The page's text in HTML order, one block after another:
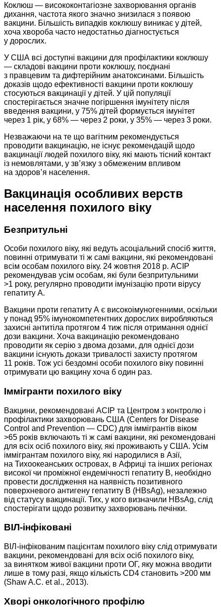
Коклюш — висококонтагіозне захворювання органів
дихання, частота якого значно знизилася з появою
вакцини. Більшість випадків коклюшу виникає у дітей,
хоча хвороба часто недостатньо діагностується
у дорослих.
У США всі доступні вакцини для профілактики коклюшу
— складові вакцини проти коклюшу, поєднані
з правцевим та дифтерійним анатоксинами. Більшість
доказів щодо ефективності вакцини проти коклюшу
стосуються вакцинації у дітей. У цій популяції
спостерігається значне погіршення імунітету після
введення вакцини, у 75% дітей формується імунітет
через 1 рік, у 68% — через 2 роки, у 35% — через 3 роки.
Незважаючи на те що вагітним рекомендується
проводити вакцинацію, не існує рекомендацій щодо
вакцинації людей похилого віку, які мають тісний контакт
із немовлятами, у зв’язку з обмеженим впливом
на здоров’я населення.
Вакцинація особливих верств
населення похилого віку
Безпритульні
Особи похилого віку, які ведуть асоціальний спосіб життя,
повинні отримувати ті ж самі вакцини, які рекомендовані
всім особам похилого віку. 24 жовтня 2018 р. ACIP
рекомендував усім особам, які були безпритульними
>1 року, регулярно проводити імунізацію проти вірусу
гепатиту А.
Вакцини проти гепатиту А є високоімуногенними, оскільки
у понад 95% імунокомпетентних дорослих виробляються
захисні антитіла протягом 4 тиж після отримання однієї
дози вакцини. Хоча вакцинацію рекомендовано
проводити як серію з двома дозами, для однієї дози
вакцини існують докази тривалості захисту протягом
11 років. Тож усі бездомні особи похилого віку повинні
отримувати цю вакцину хоча б один раз.
Іммігранти похилого віку
Вакцини, рекомендовані ACIP та Центром з контролю і
профілактики захворювань США (Centers for Disease
Control and Prevention — CDC) для іммігрантів віком
>65 років включають ті ж самі вакцини, які рекомендовані
для всіх осіб похилого віку, які проживають у США. Усім
іммігрантам похилого віку, які народилися в Азії,
на Тихоокеанських островах, в Африці та інших регіонах
високої чи проміжної ендемічності гепатиту В, необхідно
провести дослідження на наявність позитивного
поверхневого антигену гепатиту В (HBsAg), незалежно
від статусу вакцинації. Тих, у кого визначили HBsAg, слід
спостерігати щодо розвитку захворювань печінки.
ВІЛ-інфіковані
ВІЛ-інфікованим пацієнтам похилого віку слід отримувати
вакцини, рекомендовані для всіх осіб похилого віку,
за винятком живої вакцини проти ОГ, яку можна вводити
лише в тому разі, якщо кількість CD4 становить >200 мм
(Shaw A.C. et al., 2013).
Хворі онкологічного профілю